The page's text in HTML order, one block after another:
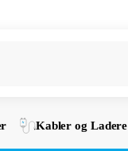
Kabler og Ladere